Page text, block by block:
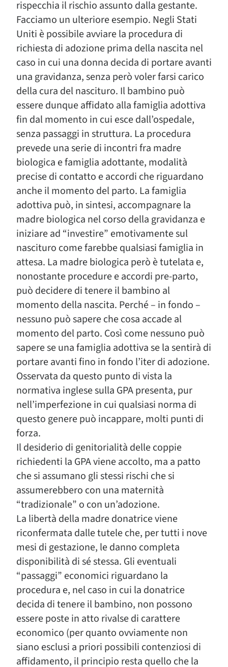
rispecchia il rischio assunto dalla gestante.
Facciamo un ulteriore esempio. Negli Stati
Uniti è possibile avviare la procedura di
richiesta di adozione prima della nascita nel
caso in cui una donna decida di portare avanti
una gravidanza, senza però voler farsi carico
della cura del nascituro. Il bambino può
essere dunque affidato alla famiglia adottiva
fin dal momento in cui esce dall’ospedale,
senza passaggi in struttura. La procedura
prevede una serie di incontri fra madre
biologica e famiglia adottante, modalità
precise di contatto e accordi che riguardano
anche il momento del parto. La famiglia
adottiva può, in sintesi, accompagnare la
madre biologica nel corso della gravidanza e
iniziare ad “investire” emotivamente sul
nascituro come farebbe qualsiasi famiglia in
attesa. La madre biologica però è tutelata e,
nonostante procedure e accordi pre-parto,
può decidere di tenere il bambino al
momento della nascita. Perché – in fondo –
nessuno può sapere che cosa accade al
momento del parto. Così come nessuno può
sapere se una famiglia adottiva se la sentirà di
portare avanti fino in fondo l’iter di adozione.
Osservata da questo punto di vista la
normativa inglese sulla GPA presenta, pur
nell’imperfezione in cui qualsiasi norma di
questo genere può incappare, molti punti di
forza.
Il desiderio di genitorialità delle coppie
richiedenti la GPA viene accolto, ma a patto
che si assumano gli stessi rischi che si
assumerebbero con una maternità
“tradizionale” o con un’adozione.
La libertà della madre donatrice viene
riconfermata dalle tutele che, per tutti i nove
mesi di gestazione, le danno completa
disponibilità di sé stessa. Gli eventuali
“passaggi” economici riguardano la
procedura e, nel caso in cui la donatrice
decida di tenere il bambino, non possono
essere poste in atto rivalse di carattere
economico (per quanto ovviamente non
siano esclusi a priori possibili contenziosi di
affidamento, il principio resta quello che la